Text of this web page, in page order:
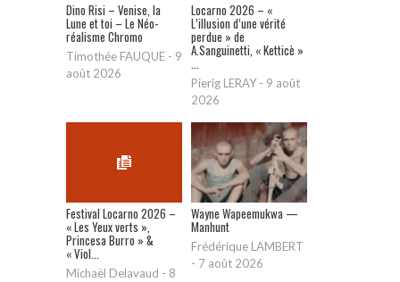
Dino Risi – Venise, la
Lune et toi – Le Néo-
réalisme Chromo
Timothée FAUQUE - 9
août 2026
Locarno 2026 – «
L’illusion d’une vérité
perdue » de
A.Sanguinetti, « Ketticè »
...
Pierig LERAY - 9 août
2026
Festival Locarno 2026 –
« Les Yeux verts »,
Princesa Burro » &
« Viol...
Michaël Delavaud - 8
Wayne Wapeemukwa —
Manhunt
Frédérique LAMBERT
- 7 août 2026